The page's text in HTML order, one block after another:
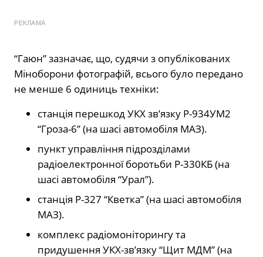
РЕКЛАМА
“Гаюн” зазначає, що, судячи з опублікованих
Міноборони фотографій, всього було передано
не менше 6 одиниць техніки:
станція перешкод УКХ зв’язку Р-934УМ2
“Гроза-6” (на шасі автомобіля МАЗ).
пункт управління підрозділами
радіоелектронної боротьби Р-330КБ (на
шасі автомобіля “Урал”).
станція Р-327 “Кветка” (на шасі автомобіля
МАЗ).
комплекс радіомоніторингу та
придушення УКХ-зв’язку “Щит МДМ” (на